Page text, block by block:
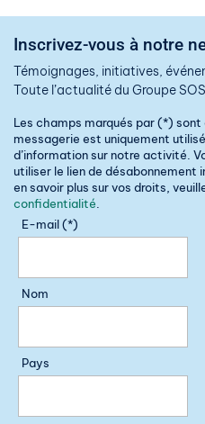
Inscrivez-vous à notre
Témoignages, initiatives,
Toute l’actualité du Groupe
Les champs marqués par (*)
messagerie est uniquement
d’information sur notre activité.
utiliser le lien de désabonnement
en savoir plus sur vos droits,
confidentialité
E-mail (*)
Nom
Pays